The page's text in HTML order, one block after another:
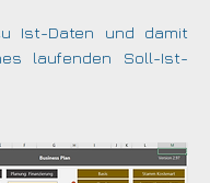
Ist-Daten und damit
laufenden Soll-Ist-